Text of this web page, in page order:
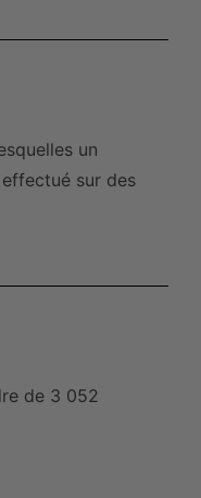
un
sur des
de 3 052